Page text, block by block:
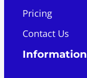
Pricing
Contact Us
Information